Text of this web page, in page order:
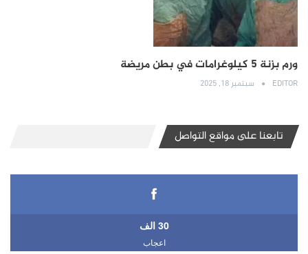
ورم بزنة 5 كيلوغرامات في بطن مريضة
EDITOR سبتمبر 18, 2025
تابعنا على مواقع التواصل
30 الف
اعجاب